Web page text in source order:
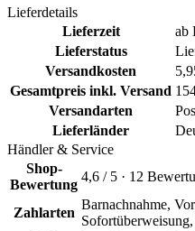
Lieferdetails
Lieferzeit
ab
Lieferstatus
Versandkosten
Gesamtpreis inkl. Versand
Versandarten
Lieferländer
Händler & Service
Shop-
Bewertung
4,6 / 5 · 12
Zahlarten
Barnachnahme,